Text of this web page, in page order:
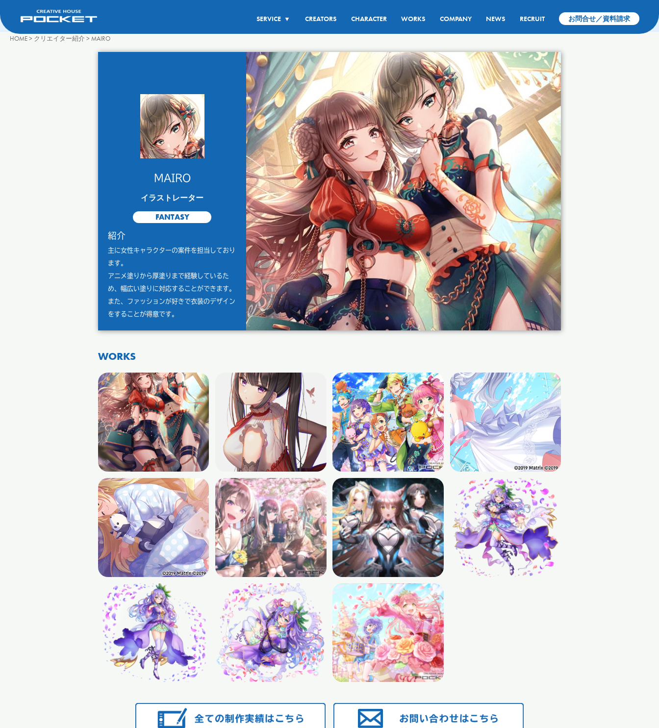
SERVICE ▼ CREATORS CHARACTER WORKS COMPANY NEWS RECRUIT お問合せ／資料請求
HOME> クリエイター紹介 > MAIRO
MAIRO
イラストレーター
FANTASY
紹介
主に女性キャラクターの案件を担当しており
ます。
アニメ塗りから厚塗りまで経験しているた
め、幅広い塗りに対応することができます。
また、ファッションが好きで衣装のデザイン
をすることが得意です。
WORKS